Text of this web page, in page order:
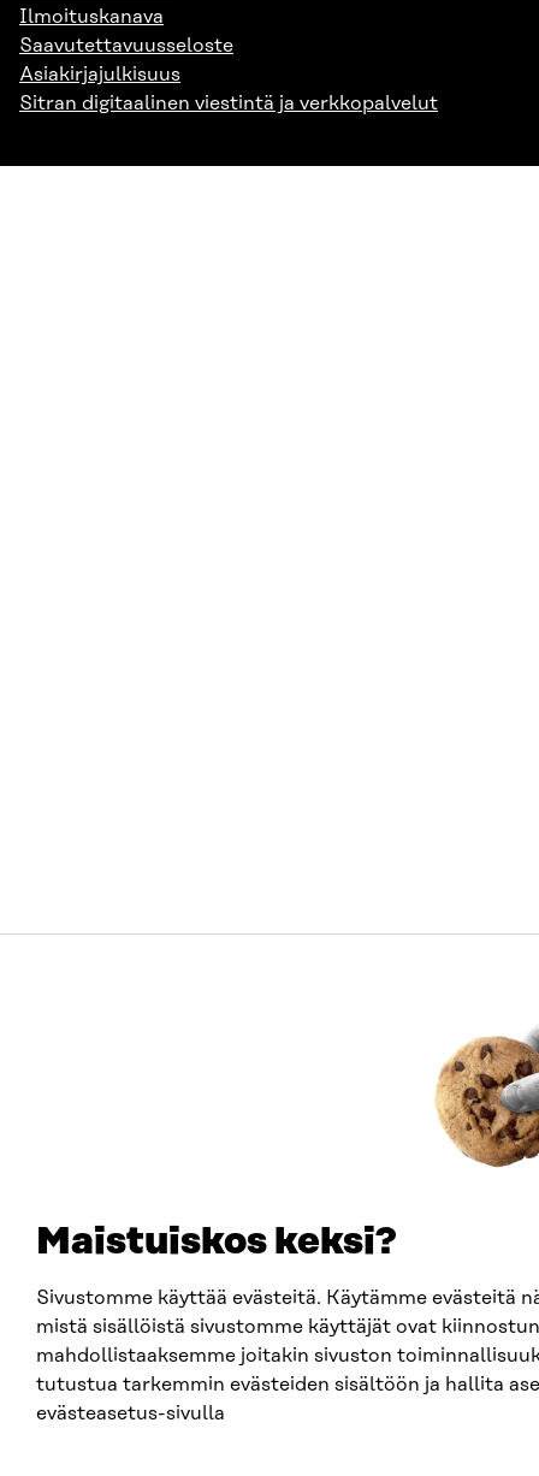
Maistuiskos keksi?
Sivustomme käyttää evästeitä. Käytämme evästeitä
mistä sisällöistä sivustomme käyttäjät ovat
mahdollistaaksemme joitakin sivuston
tutustua tarkemmin evästeiden sisältöön ja hallita
evästeasetus-sivulla
Ilmoituskanava
Saavutettavuusseloste
Asiakirjajulkisuus
Sitran digitaalinen viestintä ja verkkopalvelut